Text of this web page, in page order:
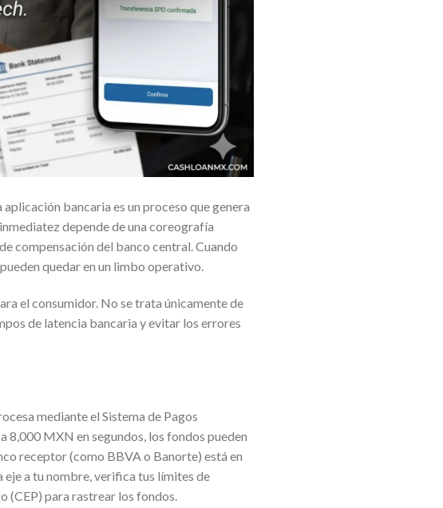
bancaria es un proceso que genera
depende de una coreografía
compensación del banco central. Cuando
quedar en un limbo operativo.
el consumidor. No se trata únicamente de
de latencia bancaria y evitar los errores
mediante el Sistema de Pagos
8,000 MXN en segundos, los fondos pueden
receptor (como BBVA o Banorte) está en
eje a tu nombre, verifica tus límites de
(CEP) para rastrear los fondos.